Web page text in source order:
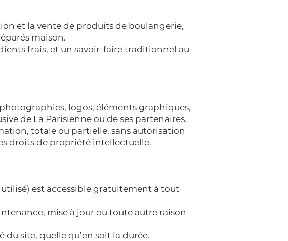
et la vente de produits de boulangerie,
maison.
frais, et un savoir-faire traditionnel au
logos, éléments graphiques,
de La Parisienne ou de ses partenaires.
totale ou partielle, sans autorisation
droits de propriété intellectuelle.
est accessible gratuitement à tout
mise à jour ou toute autre raison
site, quelle qu’en soit la durée.